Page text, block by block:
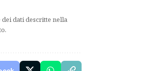
dati descritte nella